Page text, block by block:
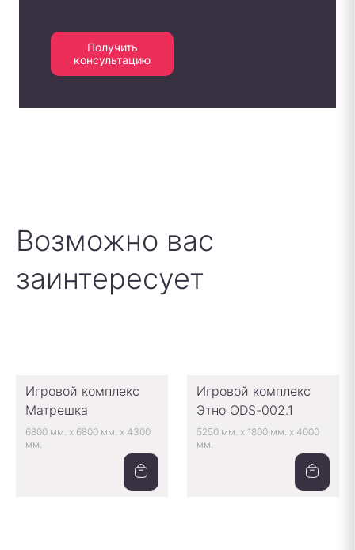
Получить
консультацию
Возможно вас
заинтересует
Игровой комплекс
Матрешка
6800 мм. x 6800 мм. x 4300
мм.
Игровой комплекс
Этно ODS-002.1
5250 мм. x 1800 мм. x 4000
мм.